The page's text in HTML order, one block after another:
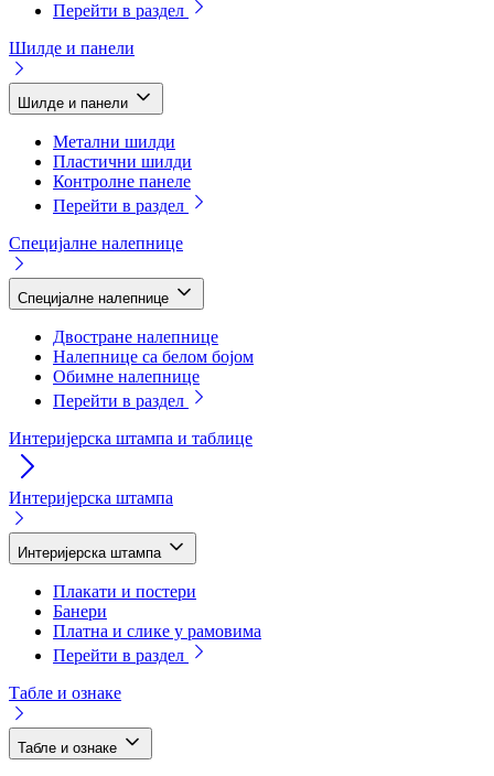
Перейти в раздел
Шилде и панели
Шилде и панели
Метални шилди
Пластични шилди
Контролне панеле
Перейти в раздел
Специјалне налепнице
Специјалне налепнице
Двостране налепнице
Налепнице са белом бојом
Обимне налепнице
Перейти в раздел
Интеријерска штампа и таблице
Интеријерска штампа
Интеријерска штампа
Плакати и постери
Банери
Платна и слике у рамовима
Перейти в раздел
Табле и ознаке
Табле и ознаке